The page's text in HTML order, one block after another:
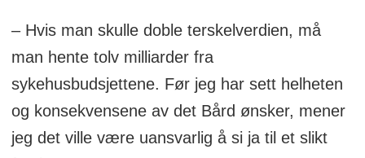
– Hvis man skulle doble terskelverdien, må
man hente tolv milliarder fra
sykehusbudsjettene. Før jeg har sett helheten
og konsekvensene av det Bård ønsker, mener
jeg det ville være uansvarlig å si ja til et slikt